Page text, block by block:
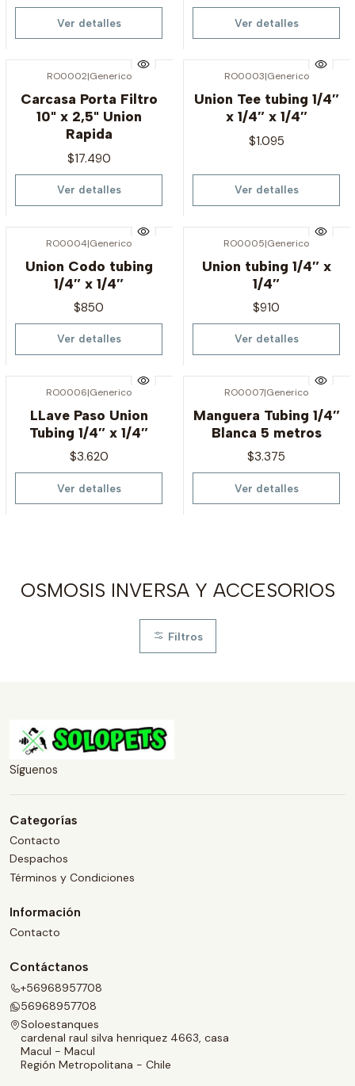
Ver detalles Ver detalles
RO0002|Generico
Carcasa Porta Filtro
10" x 2,5" Union
Rapida
$17.490
Ver detalles
RO0003|Generico
Union Tee tubing 1/4″
x 1/4″ x 1/4″
$1.095
Ver detalles
RO0004|Generico
Union Codo tubing
1/4″ x 1/4″
$850
Ver detalles
RO0005|Generico
Union tubing 1/4″ x
1/4″
$910
Ver detalles
RO0006|Generico
LLave Paso Union
Tubing 1/4″ x 1/4″
$3.620
Ver detalles
RO0007|Generico
Manguera Tubing 1/4″
Blanca 5 metros
$3.375
Ver detalles
OSMOSIS INVERSA Y ACCESORIOS
Filtros
Síguenos
Categorías
Contacto
Despachos
Términos y Condiciones
Información
Contacto
Contáctanos
+56968957708
56968957708
Soloestanques
cardenal raul silva henriquez 4663, casa
Macul - Macul
Región Metropolitana - Chile